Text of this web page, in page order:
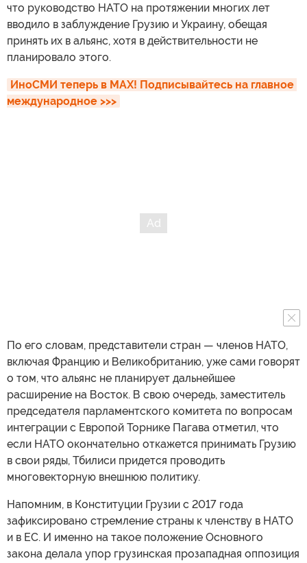
что руководство НАТО на протяжении многих лет
вводило в заблуждение Грузию и Украину, обещая
принять их в альянс, хотя в действительности не
планировало этого.
ИноСМИ теперь в MAX! Подписывайтесь на главное
международное >>>
По его словам, представители стран — членов НАТО,
включая Францию и Великобританию, уже сами говорят
о том, что альянс не планирует дальнейшее
расширение на Восток. В свою очередь, заместитель
председателя парламентского комитета по вопросам
интеграции с Европой Торнике Пагава отметил, что
если НАТО окончательно откажется принимать Грузию
в свои ряды, Тбилиси придется проводить
многовекторную внешнюю политику.
Напомним, в Конституции Грузии с 2017 года
зафиксировано стремление страны к членству в НАТО
и в ЕС. И именно на такое положение Основного
закона делала упор грузинская прозападная оппозиция